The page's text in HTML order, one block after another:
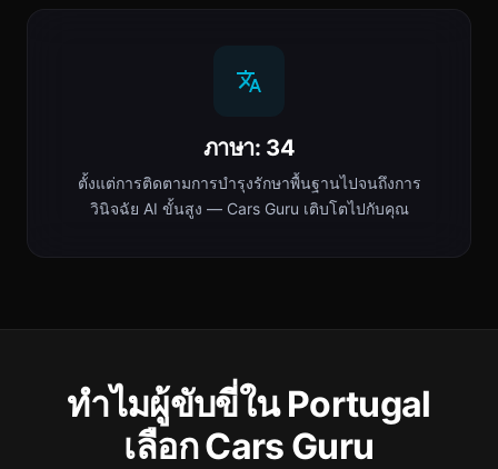
ภาษา: 34
ตั้งแต่การติดตามการบำรุงรักษาพื้นฐานไปจนถึงการ
วินิจฉัย AI ขั้นสูง — Cars Guru เติบโตไปกับคุณ
ทำไมผู้ขับขี่ใน Portugal
เลือก Cars Guru